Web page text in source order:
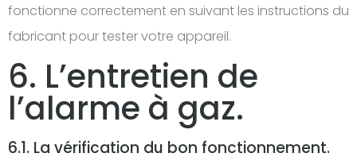
fonctionne correctement en suivant les instructions du
fabricant pour tester votre appareil.
6. L’entretien de
l’alarme à gaz.
6.1. La vérification du bon fonctionnement.